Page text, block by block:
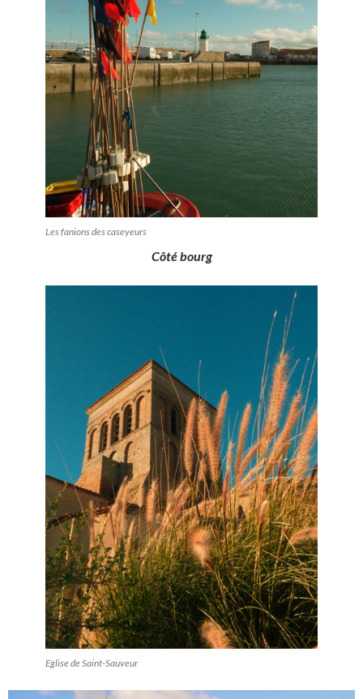
Les fanions des caseyeurs
Côté bourg
Eglise de Saint-Sauveur